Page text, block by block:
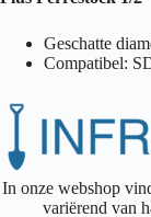
Geschatte
Compatibel:
In onze webshop
variërend van